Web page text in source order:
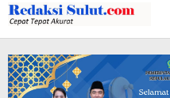
Lewati
ke
konten